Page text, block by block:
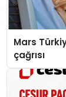
Mars
çağrısı